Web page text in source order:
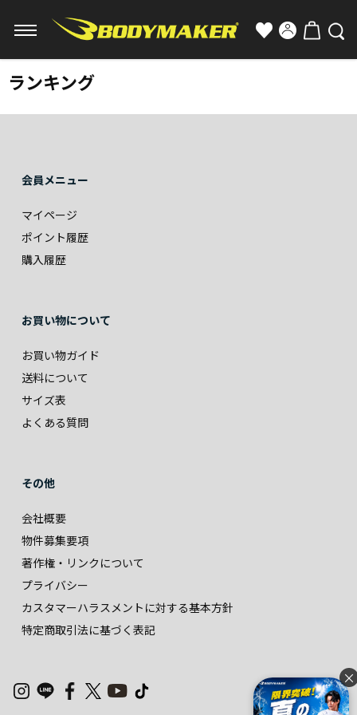
×
ランキング
会員メニュー
マイページ
ポイント履歴
購入履歴
お買い物について
お買い物ガイド
送料について
サイズ表
よくある質問
その他
会社概要
物件募集要項
著作権・リンクについて
プライバシー
カスタマーハラスメントに対する基本方針
特定商取引法に基づく表記